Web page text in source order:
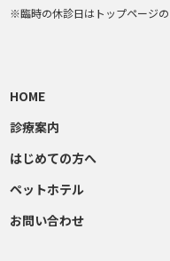
臨時の休診日はトップページ
HOME
診療案内
はじめての方へ
ペットホテル
お問い合わせ